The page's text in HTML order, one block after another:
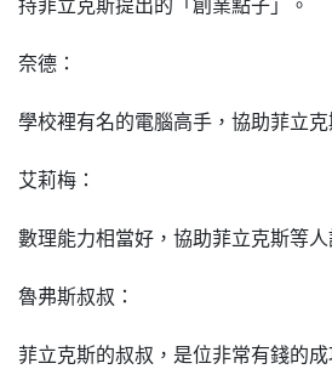
奈德：
學校裡有名的電腦高手，協助菲立
艾莉梅：
數理能力相當好，協助菲立克斯等人
魯弗斯叔叔：
菲立克斯的叔叔，是位非常有錢的